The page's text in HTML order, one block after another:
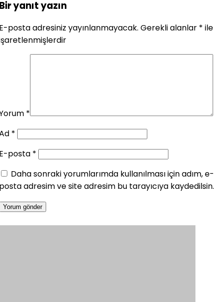
yanıt yazın
posta adresiniz yayınlanmayacak. Gerekli alanlar * ile
*
*
posta *
Daha sonraki yorumlarımda kullanılması için adım, e-
adresim ve site adresim bu tarayıcıya kaydedilsin.